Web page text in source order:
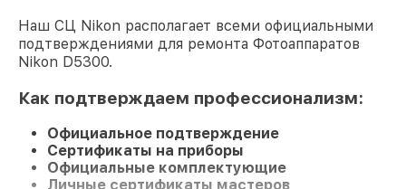
Наш СЦ Nikon располагает всеми официальными
подтверждениями для ремонта Фотоаппаратов
Nikon D5300.
Как подтверждаем профессионализм:
Официальное подтверждение
Сертификаты на приборы
Официальные комплектующие
Личные сертификаты мастеров